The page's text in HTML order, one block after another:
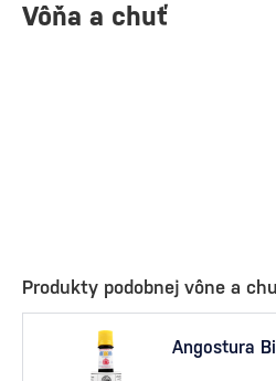
Vôňa a chuť
Produkty podobnej vône a
Angostura